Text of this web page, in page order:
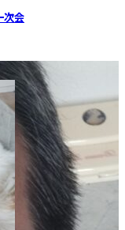
次会